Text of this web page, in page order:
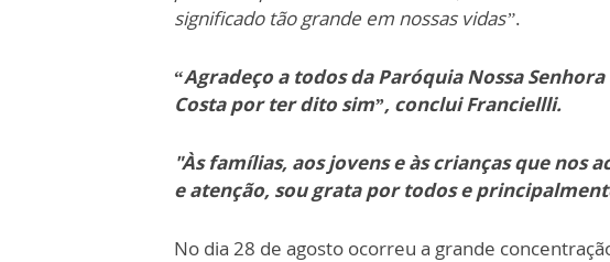
significado tão grande em nossas vidas”.
“Agradeço a todos da Paróquia Nossa
Costa por ter dito sim”, conclui Franciellli.
"Às famílias, aos jovens e às crianças que
e atenção, sou grata por todos e
No dia 28 de agosto ocorreu a grande